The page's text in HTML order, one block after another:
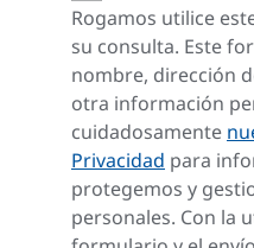
Rogamos utilice
su consulta. Este
nombre, dirección
otra información
cuidadosamente
Privacidad para
protegemos y
personales. Con la